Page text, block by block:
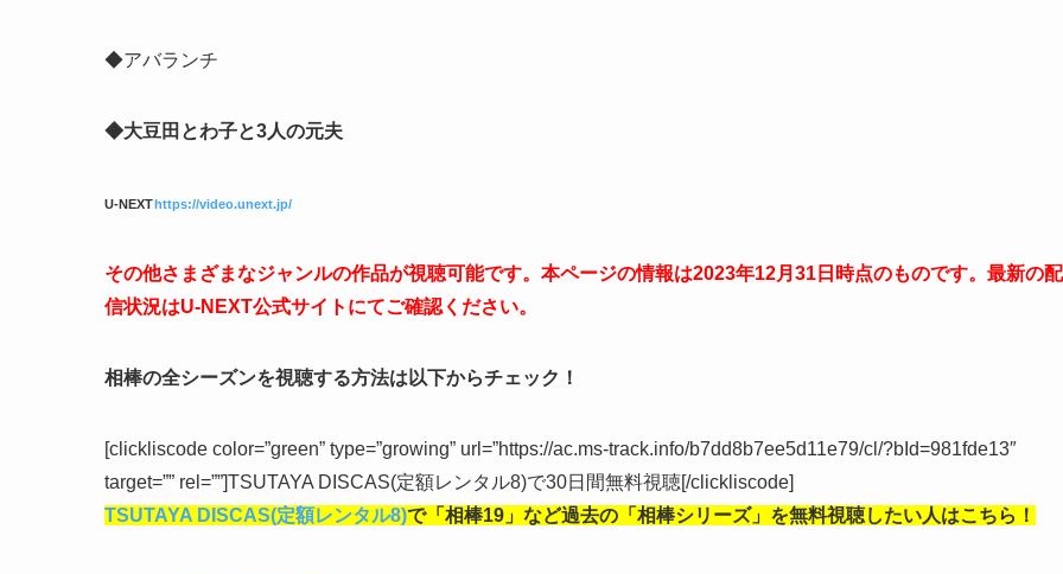
◆アバランチ
◆大豆田とわ子と3人の元夫
U-NEXThttps://video.unext.jp/
その他さまざまなジャンルの作品が視聴可能です。本ページの情報は2023年12月31日時点のものです。最新の配
信状況はU-NEXT公式サイトにてご確認ください。
相棒の全シーズンを視聴する方法は以下からチェック！
[clickliscode color=”green” type=”growing” url=”https://ac.ms-track.info/b7dd8b7ee5d11e79/cl/?bId=981fde13″
target=”” rel=””]TSUTAYA DISCAS(定額レンタル8)で30日間無料視聴[/clickliscode]
TSUTAYA DISCAS(定額レンタル8)で「相棒19」など過去の「相棒シリーズ」を無料視聴したい人はこちら！